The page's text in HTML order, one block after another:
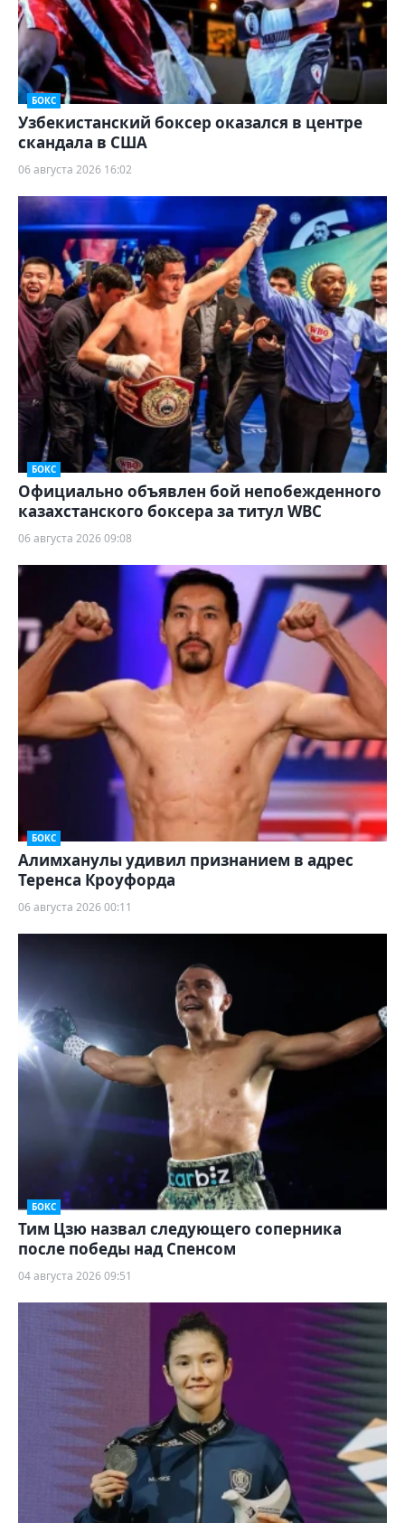
БОКС
Узбекистанский боксер оказался в центре
скандала в США
06 августа 2026 16:02
БОКС
Официально объявлен бой непобежденного
казахстанского боксера за титул WBC
06 августа 2026 09:08
БОКС
Алимханулы удивил признанием в адрес
Теренса Кроуфорда
06 августа 2026 00:11
БОКС
Тим Цзю назвал следующего соперника
после победы над Спенсом
04 августа 2026 09:51